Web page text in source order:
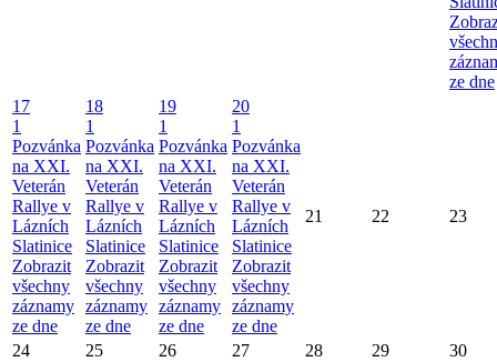
ze dne
17
1
Pozvánka
na XXI.
Veterán
Rallye v
Lázních
Slatinice
Zobrazit
všechny
záznamy
ze dne
18
1
Pozvánka
na XXI.
Veterán
Rallye v
Lázních
Slatinice
Zobrazit
všechny
záznamy
ze dne
19
1
Pozvánka
na XXI.
Veterán
Rallye v
Lázních
Slatinice
Zobrazit
všechny
záznamy
ze dne
20
1
Pozvánka
na XXI.
Veterán
Rallye v
Lázních
Slatinice
Zobrazit
všechny
záznamy
ze dne
21 22 23
24 25 26 27 28 29 30